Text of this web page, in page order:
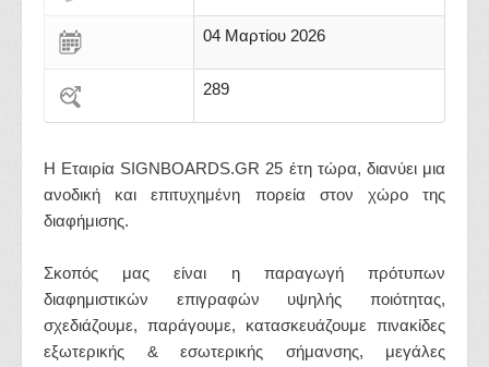
04 Μαρτίου 2026
289
Η Εταιρία SIGNBOARDS.GR 25 έτη τώρα, διανύει μια
ανοδική και επιτυχημένη πορεία στον χώρο της
διαφήμισης.
Σκοπός μας είναι η παραγωγή πρότυπων
διαφημιστικών επιγραφών υψηλής ποιότητας,
σχεδιάζουμε, παράγουμε, κατασκευάζουμε πινακίδες
εξωτερικής & εσωτερικής σήμανσης, μεγάλες